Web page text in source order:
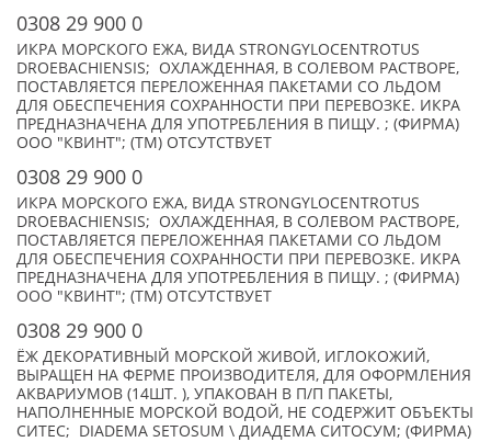
0308 29 900 0
ИКРА МОРСКОГО ЕЖА, ВИДА STRONGYLOCENTROTUS
DROEBACHIENSIS; ОХЛАЖДЕННАЯ, В СОЛЕВОМ РАСТВОРЕ,
ПОСТАВЛЯЕТСЯ ПЕРЕЛОЖЕННАЯ ПАКЕТАМИ СО ЛЬДОМ
ДЛЯ ОБЕСПЕЧЕНИЯ СОХРАННОСТИ ПРИ ПЕРЕВОЗКЕ. ИКРА
ПРЕДНАЗНАЧЕНА ДЛЯ УПОТРЕБЛЕНИЯ В ПИЩУ. ; (ФИРМА)
ООО "КВИНТ"; (TM) ОТСУТСТВУЕТ
0308 29 900 0
ИКРА МОРСКОГО ЕЖА, ВИДА STRONGYLOCENTROTUS
DROEBACHIENSIS; ОХЛАЖДЕННАЯ, В СОЛЕВОМ РАСТВОРЕ,
ПОСТАВЛЯЕТСЯ ПЕРЕЛОЖЕННАЯ ПАКЕТАМИ СО ЛЬДОМ
ДЛЯ ОБЕСПЕЧЕНИЯ СОХРАННОСТИ ПРИ ПЕРЕВОЗКЕ. ИКРА
ПРЕДНАЗНАЧЕНА ДЛЯ УПОТРЕБЛЕНИЯ В ПИЩУ. ; (ФИРМА)
ООО "КВИНТ"; (TM) ОТСУТСТВУЕТ
0308 29 900 0
ЁЖ ДЕКОРАТИВНЫЙ МОРСКОЙ ЖИВОЙ, ИГЛОКОЖИЙ,
ВЫРАЩЕН НА ФЕРМЕ ПРОИЗВОДИТЕЛЯ, ДЛЯ ОФОРМЛЕНИЯ
АКВАРИУМОВ (14ШТ. ), УПАКОВАН В П/П ПАКЕТЫ,
НАПОЛНЕННЫЕ МОРСКОЙ ВОДОЙ, НЕ СОДЕРЖИТ ОБЪЕКТЫ
СИТЕС; DIADEMA SETOSUM \ ДИАДЕМА СИТОСУМ; (ФИРМА)